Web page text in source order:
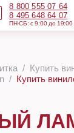
8 800 555 07 64
8 495 648 64 07
ПН-СБ: с 9:00 до 19:00
Купить
Купить